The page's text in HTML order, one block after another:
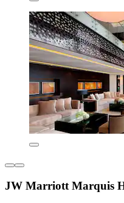
JW Marriott Marquis